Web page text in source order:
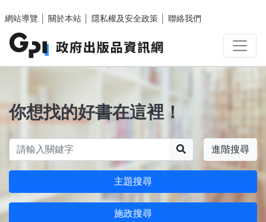
網站導覽
關於本站 隱私權及安全政策 聯絡我們
你想找的好書在這裡！
進階搜尋
主題搜尋
施政搜尋